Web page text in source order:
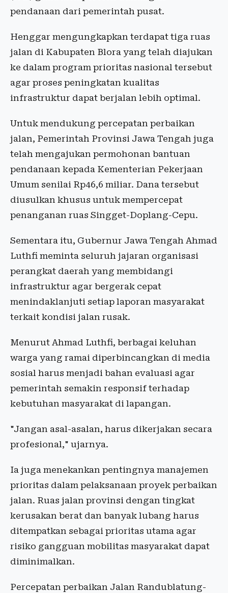
pendanaan dari pemerintah pusat.
Henggar mengungkapkan terdapat tiga ruas
jalan di Kabupaten Blora yang telah diajukan
ke dalam program prioritas nasional tersebut
agar proses peningkatan kualitas
infrastruktur dapat berjalan lebih optimal.
Untuk mendukung percepatan perbaikan
jalan, Pemerintah Provinsi Jawa Tengah juga
telah mengajukan permohonan bantuan
pendanaan kepada Kementerian Pekerjaan
Umum senilai Rp46,6 miliar. Dana tersebut
diusulkan khusus untuk mempercepat
penanganan ruas Singget-Doplang-Cepu.
Sementara itu, Gubernur Jawa Tengah Ahmad
Luthfi meminta seluruh jajaran organisasi
perangkat daerah yang membidangi
infrastruktur agar bergerak cepat
menindaklanjuti setiap laporan masyarakat
terkait kondisi jalan rusak.
Menurut Ahmad Luthfi, berbagai keluhan
warga yang ramai diperbincangkan di media
sosial harus menjadi bahan evaluasi agar
pemerintah semakin responsif terhadap
kebutuhan masyarakat di lapangan.
"Jangan asal-asalan, harus dikerjakan secara
profesional," ujarnya.
Ia juga menekankan pentingnya manajemen
prioritas dalam pelaksanaan proyek perbaikan
jalan. Ruas jalan provinsi dengan tingkat
kerusakan berat dan banyak lubang harus
ditempatkan sebagai prioritas utama agar
risiko gangguan mobilitas masyarakat dapat
diminimalkan.
Percepatan perbaikan Jalan Randublatung-